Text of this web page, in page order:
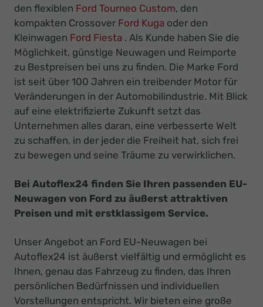
den flexiblen Ford Tourneo Custom, den
kompakten Crossover Ford Kuga oder den
Kleinwagen Ford Fiesta . Als Kunde haben Sie die
Möglichkeit, günstige Neuwagen und Reimporte
zu Bestpreisen bei uns zu finden. Die Marke Ford
ist seit über 100 Jahren ein treibender Motor für
Veränderungen in der Automobilindustrie. Mit Blick
auf eine elektrifizierte Zukunft setzt das
Unternehmen alles daran, eine verbesserte Welt
zu schaffen, in der jeder die Freiheit hat, sich frei
zu bewegen und seine Träume zu verwirklichen.
Bei Autoflex24 finden Sie Ihren passenden EU-
Neuwagen von Ford zu äußerst attraktiven
Preisen und mit erstklassigem Service.
Unser Angebot an Ford EU-Neuwagen bei
Autoflex24 ist äußerst vielfältig und ermöglicht es
Ihnen, genau das Fahrzeug zu finden, das Ihren
persönlichen Bedürfnissen und individuellen
Vorstellungen entspricht. Wir bieten eine große